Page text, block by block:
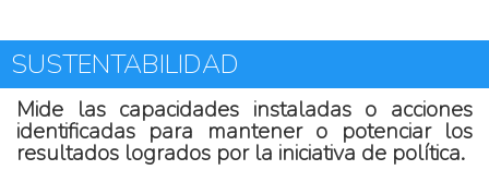
SUSTENTABILIDAD
Mide las capacidades instaladas o acciones
identificadas para mantener o potenciar los
resultados logrados por la iniciativa de política.